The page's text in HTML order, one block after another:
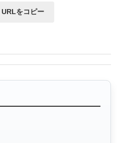
URLをコピー